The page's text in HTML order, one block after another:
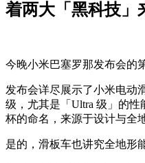
着两大「黑科技」
今晚小米巴塞罗那发布会的
发布会详尽展示了小米电动
级，尤其是「Ultra 级」的
杯的命名，来源于设计与全
是的，滑板车也讲究全地